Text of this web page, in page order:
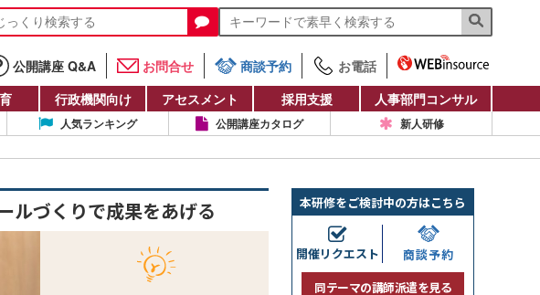
公開講座 Q&A お問合せ 商談予約
お電話
行政機関向け アセスメント 採用支援 人事部門コンサル
人気ランキング 公開講座カタログ 新人研修
ルづくりで成果をあげる 本研修をご検討中の方はこちら
開催リクエスト
商談予約
同テーマの講師派遣を見る